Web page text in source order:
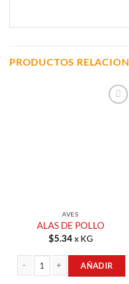
PRODUCTOS
AVES
ALAS DE POLLO
$5.34x KG
AÑADIR